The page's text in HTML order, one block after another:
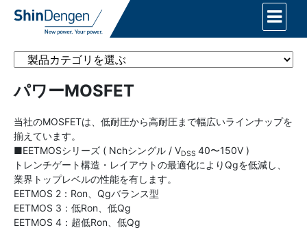
パワーMOSFET
当社のMOSFETは、低耐圧から高耐圧まで幅広いラインナップを
揃えています。
■EETMOSシリーズ ( Nchシングル / VDSS 40〜150V )
トレンチゲート構造・レイアウトの最適化によりQgを低減し、
業界トップレベルの性能を有します。
EETMOS 2：Ron、Qgバランス型
EETMOS 3：低Ron、低Qg
EETMOS 4：超低Ron、低Qg